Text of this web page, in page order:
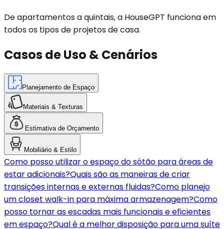
De apartamentos a quintais, a HouseGPT funciona em
todos os tipos de projetos de casa.
Casos de Uso & Cenários
Planejamento de Espaço
Materiais & Texturas
Estimativa de Orçamento
Mobiliário & Estilo
Como posso utilizar o espaço do sótão para áreas de
estar adicionais?Quais são as maneiras de criar
transições internas e externas fluidas?Como planejo
um closet walk-in para máxima armazenagem?Como
posso tornar as escadas mais funcionais e eficientes
em espaço?Qual é a melhor disposição para uma suíte